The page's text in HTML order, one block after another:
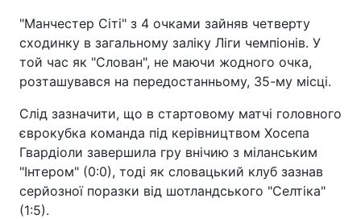
"Манчестер Сіті" з 4 очками зайняв четверту
сходинку в загальному заліку Ліги чемпіонів. У
той час як "Слован", не маючи жодного очка,
розташувався на передостанньому, 35-му місці.
Слід зазначити, що в стартовому матчі головного
єврокубка команда під керівництвом Хосепа
Гвардіоли завершила гру внічию з міланським
"Інтером" (0:0), тоді як словацький клуб зазнав
серйозної поразки від шотландського "Селтіка"
(1:5).